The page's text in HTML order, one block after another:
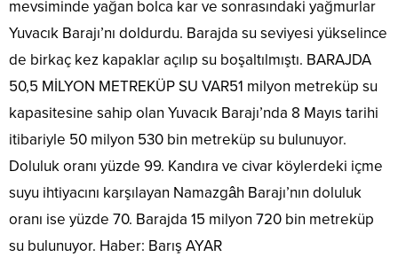
mevsiminde yağan bolca kar ve sonrasındaki yağmurlar
Yuvacık Barajı’nı doldurdu. Barajda su seviyesi yükselince
de birkaç kez kapaklar açılıp su boşaltılmıştı. BARAJDA
50,5 MİLYON METREKÜP SU VAR51 milyon metreküp su
kapasitesine sahip olan Yuvacık Barajı’nda 8 Mayıs tarihi
itibariyle 50 milyon 530 bin metreküp su bulunuyor.
Doluluk oranı yüzde 99. Kandıra ve civar köylerdeki içme
suyu ihtiyacını karşılayan Namazgâh Barajı’nın doluluk
oranı ise yüzde 70. Barajda 15 milyon 720 bin metreküp
su bulunuyor. Haber: Barış AYAR